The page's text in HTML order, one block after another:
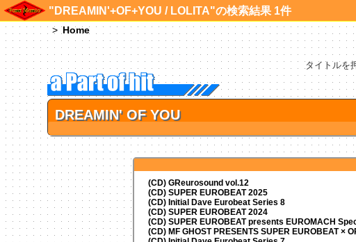
"DREAMIN'+OF+YOU / LOLITA"の検索結果 1件
Home
タイトルを
DREAMIN' OF YOU
(CD) GReurosound vol.12
(CD) SUPER EUROBEAT 2025
(CD) Initial Dave Eurobeat Series 8
(CD) SUPER EUROBEAT 2024
(CD)SUPER EUROBEAT presentsEUROMACH
(CD) MF GHOST PRESENTS SUPER EUROBEAT ×